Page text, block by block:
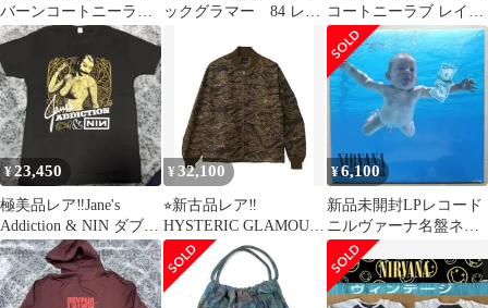
バーンコートニーラブ
フォトTサイズ2
ックグラマー 84 レア
コートニーラブ レイヤ
ード風マキシワンピー
ス グレー F
¥23,450
極美品レア‼️Jane's
Addiction & NIN ダブル
ネームTシャツ‼️
¥32,100
⭐︎新古品レア‼️
HYSTERIC GLAMOUR
MA-1ジャケット タイ
ガーカモ
¥6,100
新品未開封LPレコード
ニルヴァーナ名盤ネヴ
ァーマインド新品未使
用